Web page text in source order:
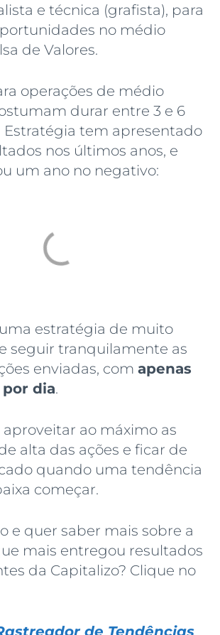
e técnica (grafista), para
no médio
de Valores.
operações de médio
durar entre 3 e 6
Estratégia tem apresentado
nos últimos anos, e
um ano no negativo:
estratégia de muito
seguir tranquilamente as
enviadas, com apenas
dia.
ao máximo as
alta das ações e ficar de
quando uma tendência
começar.
e quer saber mais sobre a
mais entregou resultados
da Capitalizo? Clique no
de Tendências